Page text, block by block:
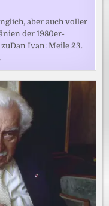
aber auch voller
der 1980er-
Ivan: Meile 23.